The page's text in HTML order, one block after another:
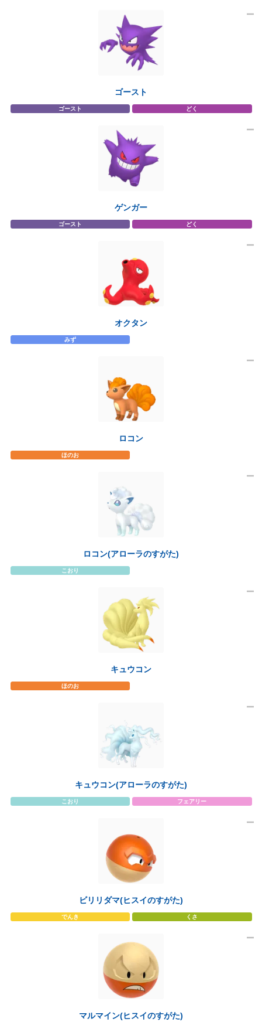
ゴースト
ゴースト どく
ゲンガー
ゴースト どく
オクタン
みず
ロコン
ほのお
ロコン(アローラのすがた)
こおり
キュウコン
ほのお
キュウコン(アローラのすがた)
こおり フェアリー
ビリリダマ(ヒスイのすがた)
でんき くさ
マルマイン(ヒスイのすがた)